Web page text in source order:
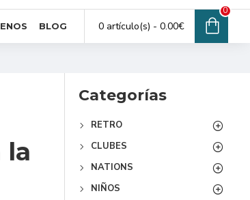
BLOG 0 artículo(s) - 0.00€
0
la
Categorías
RETRO
CLUBES
NATIONS
NIÑOS